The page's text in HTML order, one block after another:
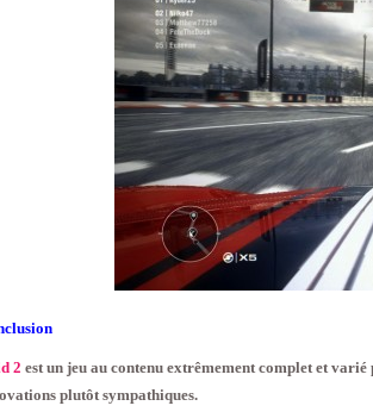
2 est un jeu au contenu extrêmement complet et
plutôt sympathiques.